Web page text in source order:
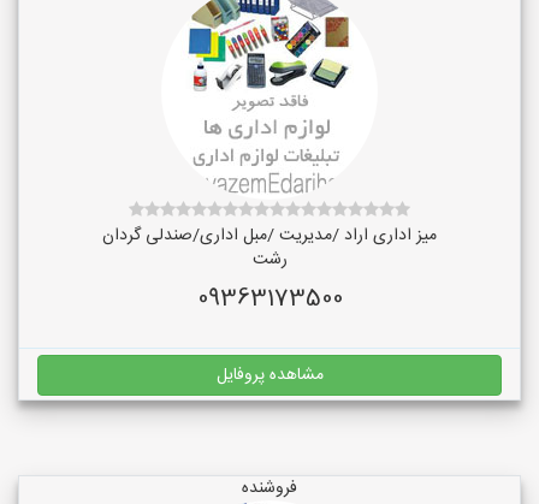
میز اداری اراد /مدیریت /مبل اداری/صندلی گردان
رشت
09363173500
مشاهده پروفایل
فروشنده